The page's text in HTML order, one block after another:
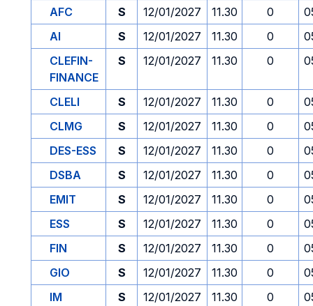
AFC
S 12/01/2027 11.30 0
AI
S 12/01/2027 11.30 0
CLEFIN-
FINANCE
S 12/01/2027 11.30 0
CLELI S 12/01/2027 11.30 0
CLMG
S 12/01/2027 11.30 0
DES-ESS
S 12/01/2027 11.30 0
DSBA
S 12/01/2027 11.30 0
EMIT
S 12/01/2027 11.30 0
ESS
S 12/01/2027 11.30 0
FIN
S 12/01/2027 11.30 0
GIO
S 12/01/2027 11.30 0
IM
S 12/01/2027 11.30 0